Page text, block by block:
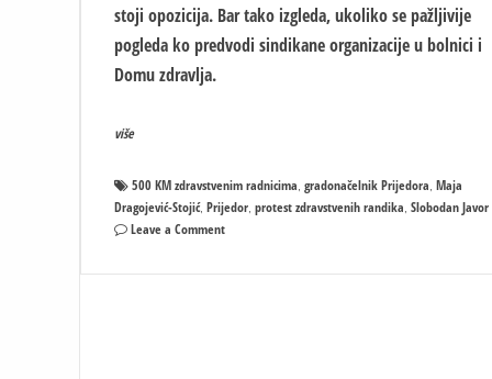
stoji opozicija. Bar tako izgleda, ukoliko se pažljivije
pogleda ko predvodi sindikane organizacije u bolnici i
Domu zdravlja.
više
500 KM zdravstvenim radnicima, gradonačelnik Prijedora, Maja
Dragojević-Stojić, Prijedor, protest zdravstvenih randika, Slobodan Javor
Leave a Commenton
PRIJEDORU